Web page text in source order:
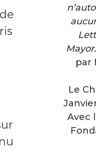
Mayor.
par
Le
Avec